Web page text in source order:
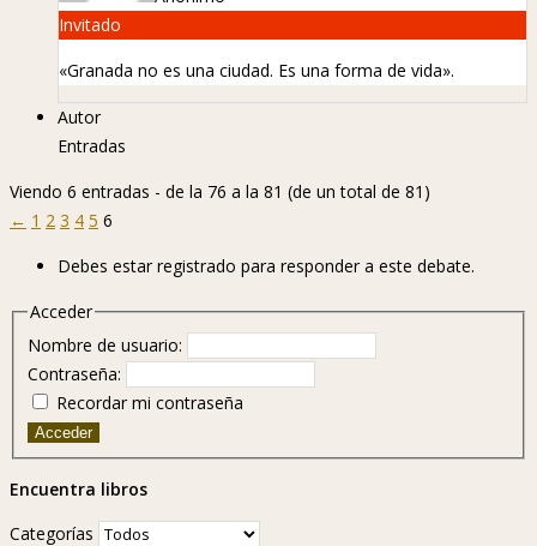
Invitado
«Granada no es una ciudad. Es una forma de vida».
Autor
Entradas
Viendo 6 entradas - de la 76 a la 81 (de un total de 81)
← 1 2 3 4 5 6
Debes estar registrado para responder a este debate.
Acceder
Nombre de usuario:
Contraseña:
Recordar mi contraseña
Acceder
Encuentra libros
Categorías